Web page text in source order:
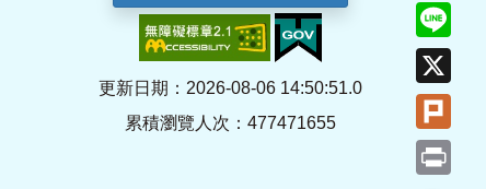
更新日期：2026-08-06 14:50:51.0
累積瀏覽人次：477471655